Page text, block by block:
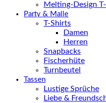
Melting-Design
Party & Malle
T-Shirts
Damen
Herren
Snapbacks
Fischerhüte
Turnbeutel
Tassen
Lustige Sprüche
Liebe &